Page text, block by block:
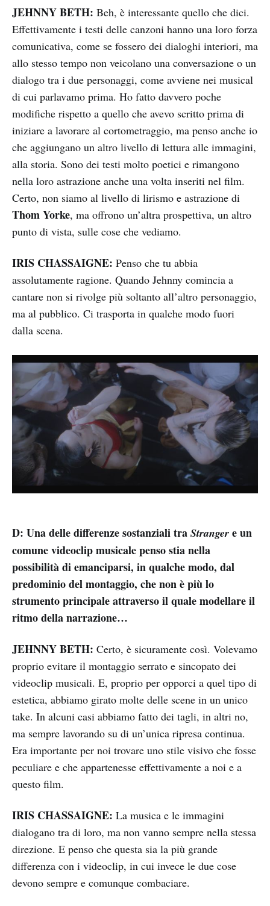
JEHNNY BETH: Beh, è interessante quello che dici.
Effettivamente i testi delle canzoni hanno una loro forza
comunicativa, come se fossero dei dialoghi interiori, ma
allo stesso tempo non veicolano una conversazione o un
dialogo tra i due personaggi, come avviene nei musical
di cui parlavamo prima. Ho fatto davvero poche
modifiche rispetto a quello che avevo scritto prima di
iniziare a lavorare al cortometraggio, ma penso anche io
che aggiungano un altro livello di lettura alle immagini,
alla storia. Sono dei testi molto poetici e rimangono
nella loro astrazione anche una volta inseriti nel film.
Certo, non siamo al livello di lirismo e astrazione di
Thom Yorke, ma offrono un’altra prospettiva, un altro
punto di vista, sulle cose che vediamo.
IRIS CHASSAIGNE: Penso che tu abbia
assolutamente ragione. Quando Jehnny comincia a
cantare non si rivolge più soltanto all’altro personaggio,
ma al pubblico. Ci trasporta in qualche modo fuori
dalla scena.
D: Una delle differenze sostanziali tra Stranger e un
comune videoclip musicale penso stia nella
possibilità di emanciparsi, in qualche modo, dal
predominio del montaggio, che non è più lo
strumento principale attraverso il quale modellare il
ritmo della narrazione…
JEHNNY BETH: Certo, è sicuramente così. Volevamo
proprio evitare il montaggio serrato e sincopato dei
videoclip musicali. E, proprio per opporci a quel tipo di
estetica, abbiamo girato molte delle scene in un unico
take. In alcuni casi abbiamo fatto dei tagli, in altri no,
ma sempre lavorando su di un’unica ripresa continua.
Era importante per noi trovare uno stile visivo che fosse
peculiare e che appartenesse effettivamente a noi e a
questo film.
IRIS CHASSAIGNE: La musica e le immagini
dialogano tra di loro, ma non vanno sempre nella stessa
direzione. E penso che questa sia la più grande
differenza con i videoclip, in cui invece le due cose
devono sempre e comunque combaciare.